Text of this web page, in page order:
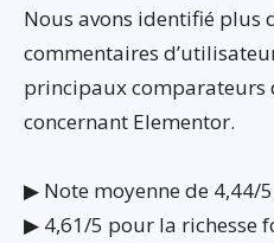
Nous avons identifié plus
commentaires
principaux comparateurs
concernant Elementor.
▶ Note moyenne de 4,44/5
▶ 4,61/5 pour la richesse